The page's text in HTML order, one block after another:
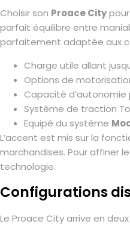
Choisir son Proace Citypour
parfait équilibre entre
parfaitement adaptée aux
Charge utile allant
Options de
Capacité d’autonomie
Système de traction
Equipé du système
L’accent est mis sur la
marchandises. Pour affiner le
technologie.
Configurations
Le Proace City arrive en